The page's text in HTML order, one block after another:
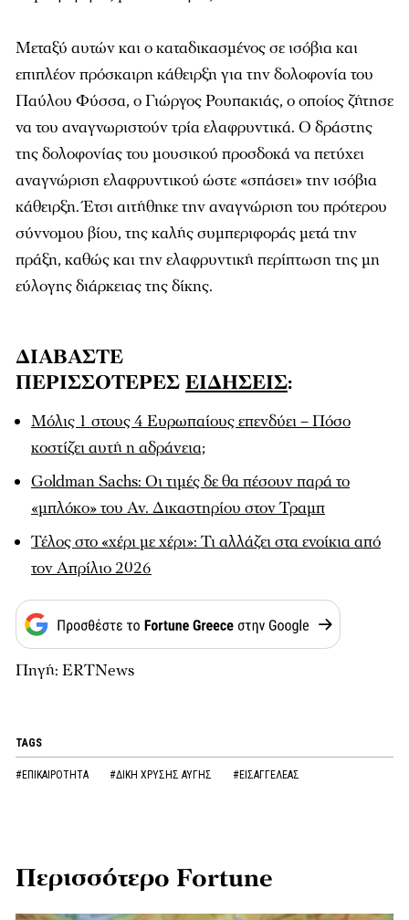
Μεταξύ αυτών και ο καταδικασμένος σε ισόβια και
επιπλέον πρόσκαιρη κάθειρξη για την δολοφονία του
Παύλου Φύσσα, ο Γιώργος Ρουπακιάς, ο οποίος ζήτησε
να του αναγνωριστούν τρία ελαφρυντικά. Ο δράστης
της δολοφονίας του μουσικού προσδοκά να πετύχει
αναγνώριση ελαφρυντικού ώστε «σπάσει» την ισόβια
κάθειρξη. Έτσι αιτήθηκε την αναγνώριση του πρότερου
σύννομου βίου, της καλής συμπεριφοράς μετά την
πράξη, καθώς και την ελαφρυντική περίπτωση της μη
εύλογης διάρκειας της δίκης.
ΔΙΑΒΑΣΤΕ
ΠΕΡΙΣΣΟΤΕΡΕΣ ΕΙΔΗΣΕΙΣ:
Μόλις 1 στους 4 Ευρωπαίους επενδύει – Πόσο
κοστίζει αυτή η αδράνεια;
Goldman Sachs: Οι τιμές δε θα πέσουν παρά το
«μπλόκο» του Αν. Δικαστηρίου στον Τραμπ
Τέλος στο «χέρι με χέρι»: Τι αλλάζει στα ενοίκια από
τον Απρίλιο 2026
Πηγή: ERTNews
TAGS
#ΕΠΙΚΑΙΡΟΤΗΤΑ #ΔΙΚΗ ΧΡΥΣΗΣ ΑΥΓΗΣ #ΕΙΣΑΓΓΕΛΕΑΣ
Περισσότερο Fortune